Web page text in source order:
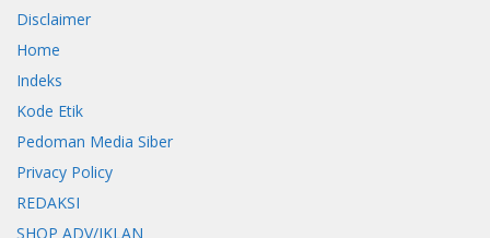
Disclaimer
Home
Indeks
Kode Etik
Pedoman Media Siber
Privacy Policy
REDAKSI
SHOP ADV/IKLAN